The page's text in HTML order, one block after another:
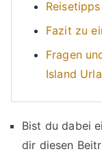
Fazit zu
Fragen
Island
Bist du dabei
dir diesen